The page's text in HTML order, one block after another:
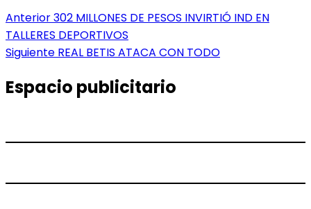
Navegación
de
AnteriorEntrada
anterior:
302 MILLONES DE PESOS INVIRTIÓ IND EN
TALLERES DEPORTIVOS
Siguiente Entrada
REAL BETIS ATACA CON TODO
Espacio publicitario